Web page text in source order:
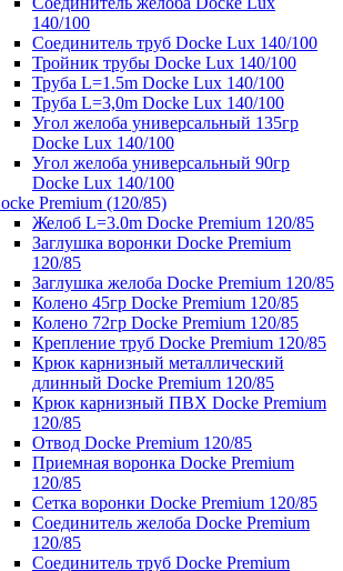
140/100
Соединитель труб Docke Lux 140/100
Тройник трубы Docke Lux 140/100
Труба L=1.5m Docke Lux 140/100
Труба L=3,0m Docke Lux 140/100
Угол желоба универсальный 135гр
Docke Lux 140/100
Угол желоба универсальный 90гр
Docke Lux 140/100
Premium (120/85)
Желоб L=3.0m Docke Premium 120/85
Заглушка воронки Docke Premium
120/85
Заглушка желоба Docke Premium 120/85
Колено 45гр Docke Premium 120/85
Колено 72гр Docke Premium 120/85
Крепление труб Docke Premium 120/85
Крюк карнизный металлический
длинный Docke Premium 120/85
Крюк карнизный ПВХ Docke Premium
120/85
Отвод Docke Premium 120/85
Приемная воронка Docke Premium
120/85
Сетка воронки Docke Premium 120/85
Соединитель желоба Docke Premium
120/85
Соединитель труб Docke Premium